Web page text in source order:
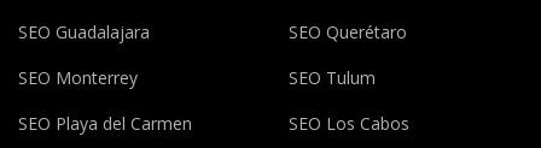
SEO Guadalajara
SEO Monterrey
SEO Playa del Carmen
SEO Querétaro
SEO Tulum
SEO Los Cabos